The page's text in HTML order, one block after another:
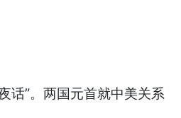
”。两国元首就中美关系